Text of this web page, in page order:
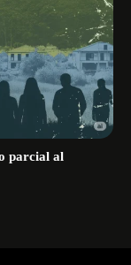
parcial al